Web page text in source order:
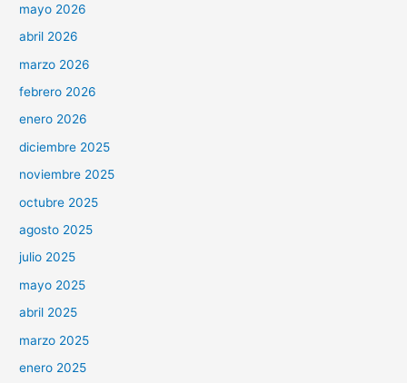
mayo 2026
abril 2026
marzo 2026
febrero 2026
enero 2026
diciembre 2025
noviembre 2025
octubre 2025
agosto 2025
julio 2025
mayo 2025
abril 2025
marzo 2025
enero 2025